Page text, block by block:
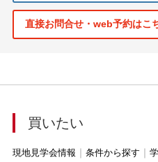
直接お問合せ・web予約はこ
買いたい
現地見学会情報 条件から探す